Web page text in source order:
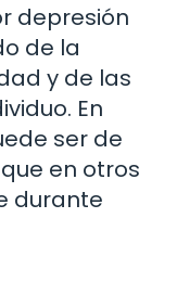
depresión
de la
y de las
En
ser de
en otros
durante